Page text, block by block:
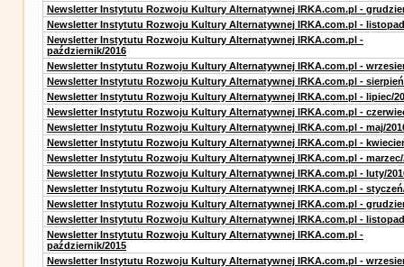
Newsletter Instytutu Rozwoju Kultury Alternatywnej IRKA.com.pl -
Newsletter Instytutu Rozwoju Kultury Alternatywnej IRKA.com.pl -
Newsletter Instytutu Rozwoju Kultury Alternatywnej IRKA.com.pl -
październik/2016
Newsletter Instytutu Rozwoju Kultury Alternatywnej IRKA.com.pl -
Newsletter Instytutu Rozwoju Kultury Alternatywnej IRKA.com.pl -
Newsletter Instytutu Rozwoju Kultury Alternatywnej IRKA.com.pl - lipiec/
Newsletter Instytutu Rozwoju Kultury Alternatywnej IRKA.com.pl -
Newsletter Instytutu Rozwoju Kultury Alternatywnej IRKA.com.pl - maj/
Newsletter Instytutu Rozwoju Kultury Alternatywnej IRKA.com.pl -
Newsletter Instytutu Rozwoju Kultury Alternatywnej IRKA.com.pl - marzec/
Newsletter Instytutu Rozwoju Kultury Alternatywnej IRKA.com.pl - luty/
Newsletter Instytutu Rozwoju Kultury Alternatywnej IRKA.com.pl -
Newsletter Instytutu Rozwoju Kultury Alternatywnej IRKA.com.pl -
Newsletter Instytutu Rozwoju Kultury Alternatywnej IRKA.com.pl -
Newsletter Instytutu Rozwoju Kultury Alternatywnej IRKA.com.pl -
październik/2015
Newsletter Instytutu Rozwoju Kultury Alternatywnej IRKA.com.pl -